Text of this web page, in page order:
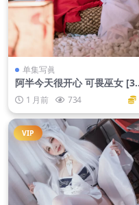
单集写眞
阿半今天很开心 可畏巫女 [38
P-511M]
1 月前 734
VIP